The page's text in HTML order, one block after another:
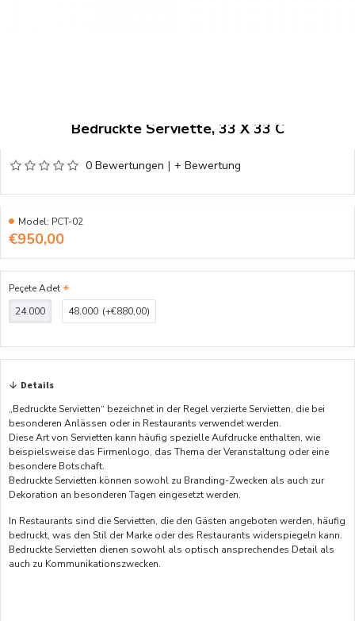
Bedruckte Serviette, 33 X 33 C
0 Bewertungen | + Bewertung
€950,00
Model: PCT-02
Peçete Adet
24.000
48.000 (+€880,00)
Details
„Bedruckte Servietten“ bezeichnet in der Regel verzierte Servietten, die bei
besonderen Anlässen oder in Restaurants verwendet werden.
Diese Art von Servietten kann häufig spezielle Aufdrucke enthalten, wie
beispielsweise das Firmenlogo, das Thema der Veranstaltung oder eine
besondere Botschaft.
Bedruckte Servietten können sowohl zu Branding-Zwecken als auch zur
Dekoration an besonderen Tagen eingesetzt werden.
In Restaurants sind die Servietten, die den Gästen angeboten werden, häufig
bedruckt, was den Stil der Marke oder des Restaurants widerspiegeln kann.
Bedruckte Servietten dienen sowohl als optisch ansprechendes Detail als
auch zu Kommunikationszwecken.